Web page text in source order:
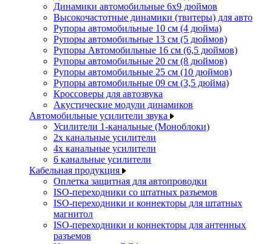
Динамики автомобильные 6x9 дюймов
Высокочастотные динамики (твитеры) для авто
Рупоры автомобильные 10 см (4 дюйма)
Рупоры автомобильные 13 см (5 дюймов)
Рупоры Автомобильные 16 см (6,5 дюймов)
Рупоры автомобильные 20 см (8 дюймов)
Рупоры автомобильные 25 см (10 дюймов)
Рупоры автомобильные 09 см (3,5 дюйма)
Кроссоверы для автозвука
Акустические модули динамиков
Автомобильные усилители звука
Усилители 1-канальные (Моноблоки)
2х канальные усилители
4х канальные усилители
6 канальные усилители
Кабельная продукция
Оплетка защитная для автопроводки
ISO-переходники со штатных разъемов
ISO-переходники и коннекторы для штатных
магнитол
ISO-переходники и коннекторы для антенных
разъемов